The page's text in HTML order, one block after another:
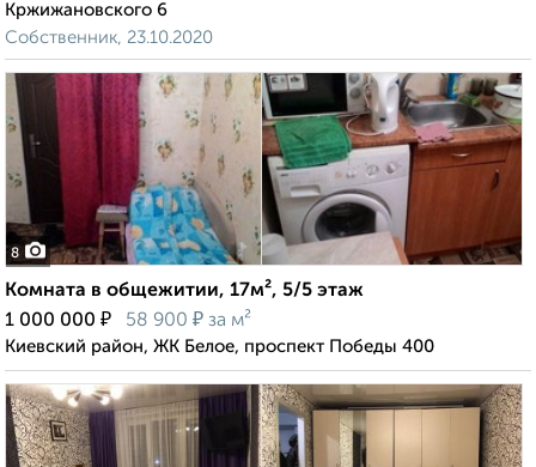
Кржижановского 6
Собственник, 23.10.2020
8
Комната в общежитии, 17м², 5/5 этаж
1 000 000 ₽ 58 900 ₽ за м²
Киевский район, ЖК Белое, проспект Победы 400